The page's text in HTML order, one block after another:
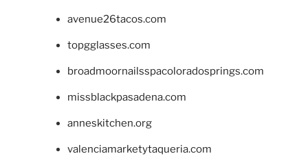
avenue26tacos.com
topgglasses.com
broadmoornailsspacoloradosprings.com
missblackpasadena.com
anneskitchen.org
valenciamarketytaqueria.com